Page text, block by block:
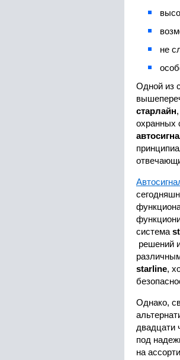
не
Одной из
старлайн
охранных
система
решений
starline,
Однако,
двадцати
под
на